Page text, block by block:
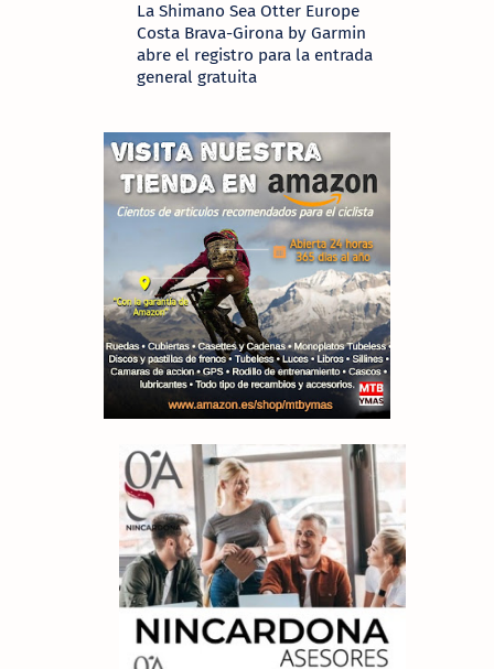
La Shimano Sea Otter Europe
Costa Brava-Girona by Garmin
abre el registro para la entrada
general gratuita